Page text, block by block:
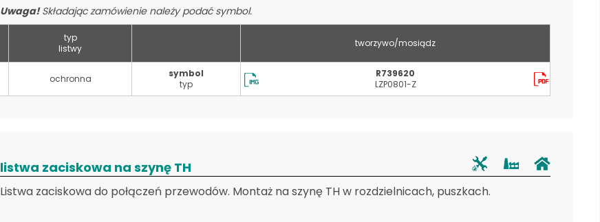
Uwaga!Składając zamówienie należy podać symbol.
typ
listwy
tworzywo/mosiądz
ochronna
symbol
typ
R739620
LZP0801-Z
listwa zaciskowa na szynę TH
Listwa zaciskowa do połączeń przewodów. Montaż na szynę TH w rozdzielnicach, puszkach.